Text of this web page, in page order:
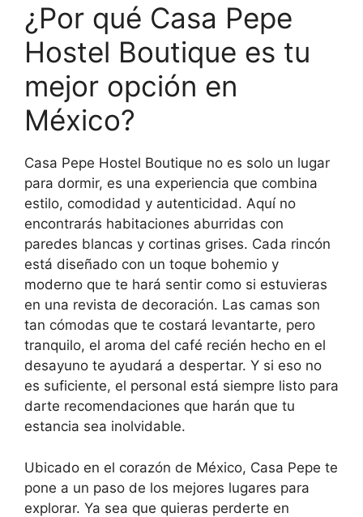
¿Por qué Casa Pepe
Hostel Boutique es tu
mejor opción en
México?
Casa Pepe Hostel Boutique no es solo un lugar
para dormir, es una experiencia que combina
estilo, comodidad y autenticidad. Aquí no
encontrarás habitaciones aburridas con
paredes blancas y cortinas grises. Cada rincón
está diseñado con un toque bohemio y
moderno que te hará sentir como si estuvieras
en una revista de decoración. Las camas son
tan cómodas que te costará levantarte, pero
tranquilo, el aroma del café recién hecho en el
desayuno te ayudará a despertar. Y si eso no
es suficiente, el personal está siempre listo para
darte recomendaciones que harán que tu
estancia sea inolvidable.
Ubicado en el corazón de México, Casa Pepe te
pone a un paso de los mejores lugares para
explorar. Ya sea que quieras perderte en